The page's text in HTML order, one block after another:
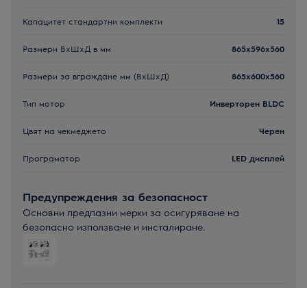
Капацитет стандартни комплекти 15
Размери ВxШxД в мм 865x596x560
Размери за вграждане мм (ВхШхД) 865x600x560
Тип мотор Инверторен BLDC
Цвят на чекмеджето Черен
Програматор LED дисплей
Предупреждения за безопасност
Основни предпазни мерки за осигуряване на
безопасно използване и инсталиране.